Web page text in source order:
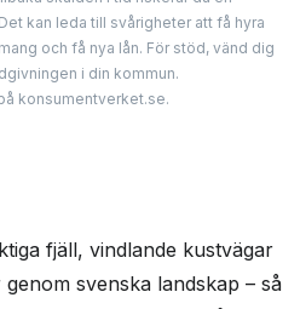
kan leda till svårigheter att få hyra
och få nya lån. För stöd, vänd dig
i din kommun.
konsumentverket.se.
fjäll, vindlande kustvägar
svenska landskap – så